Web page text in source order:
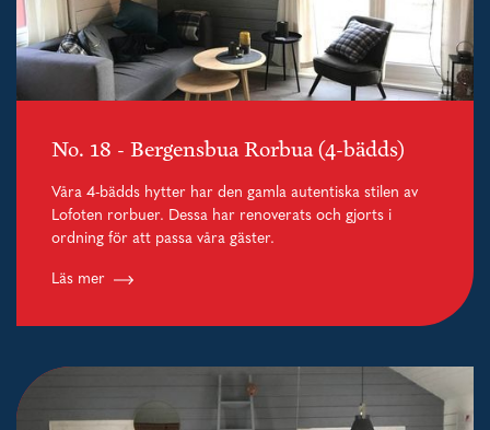
No. 18 - Bergensbua Rorbua (4-bädds)
Våra 4-bädds hytter har den gamla autentiska stilen av
Lofoten rorbuer. Dessa har renoverats och gjorts i
ordning för att passa våra gäster.
Läs mer